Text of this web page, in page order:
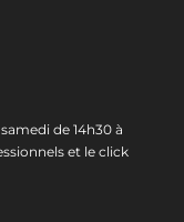
de 14h30 à
et le click